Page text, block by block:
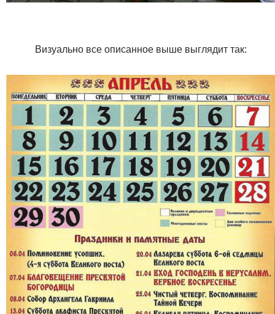
Визуально все описанное выше выглядит так: